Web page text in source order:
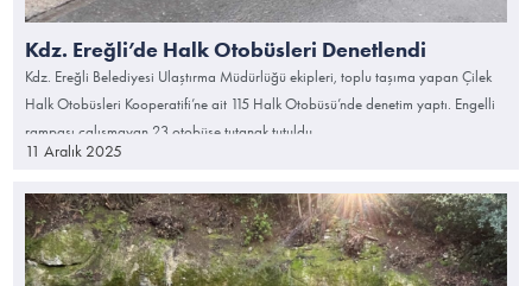
Kdz. Ereğli’de Halk Otobüsleri Denetlendi
Kdz. Ereğli Belediyesi Ulaştırma Müdürlüğü ekipleri, toplu taşıma yapan Çilek
Halk Otobüsleri Kooperatifi’ne ait 115 Halk Otobüsü’nde denetim yaptı. Engelli
rampası çalışmayan 23 otobüse tutanak tutuldu.
11 Aralık 2025